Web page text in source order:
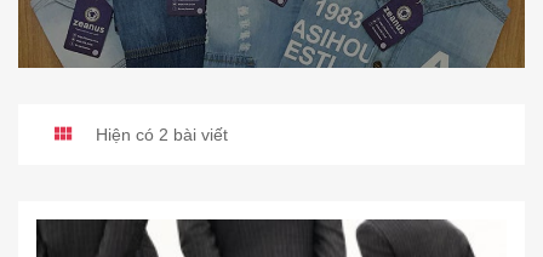
Hiện có 2 bài viết